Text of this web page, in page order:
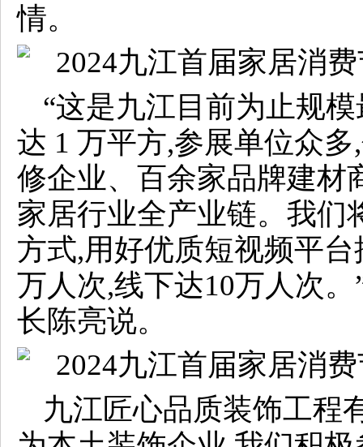
情。
“这是九江目前为止规
达 1 万平方,参展单位众
修企业、百余家品牌建材
家居行业全产业链。我们
方式,用好优质短视频平
万人次,线下达10万人次
长陈亮说。
九江匠心品质装饰工程